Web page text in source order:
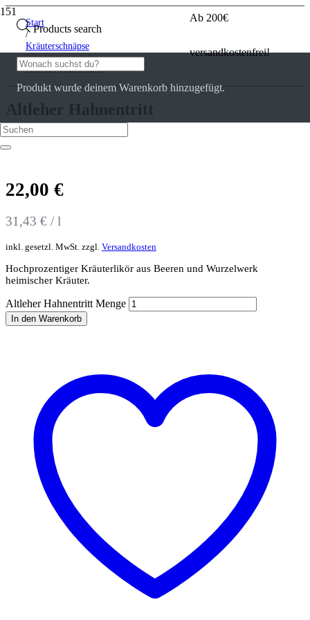
Products search
Ab 200€
versandkostenfrei!
Produkt wurde deinem Warenkorb hinzugefügt.
Start
/
Kräuterschnäpse
/
Altleher Hahnentritt
0Kundenrezensionen
22,00 €
31,43 € / l
inkl. gesetzl. MwSt. zzgl. Versandkosten
Hochprozentiger Kräuterlikör aus Beeren und Wurzelwerk
heimischer Kräuter.
Altleher Hahnentritt Menge
In den Warenkorb